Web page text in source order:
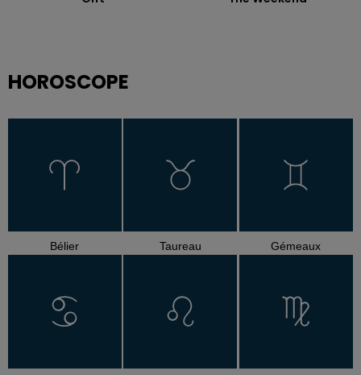
HOROSCOPE
Bélier Taureau Gémeaux